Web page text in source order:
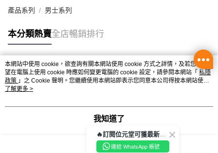
產品系列 男士系列
本分類熱賣全店暢銷排行
熱門標籤
熱銷排行
本網站中使用 cookie，欲查詢有關本網站使用 cookie 方式之詳情，及若您不希
望在電腦上使用 cookie 時應如何變更電腦的 cookie 設定，請參閱本網站「 私隱
政策 」之 Cookie 聲明。您繼續使用本網站即表示您同意本公司得按本網站使用
條款之 Cookie 聲明使用 cookie。
了解更多 >
我知道了
🔥訂閱位元堂可獲最新優惠及活動資訊🔥
連結 WhatsApp 帳號